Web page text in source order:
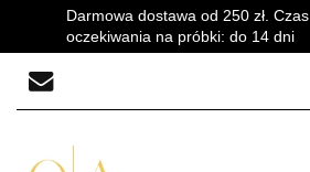
Darmowa dostawa od 250 zł. Czas
oczekiwania na próbki: do 14 dni